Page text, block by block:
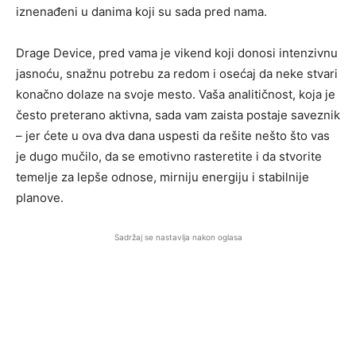
iznenađeni u danima koji su sada pred nama.
Drage Device, pred vama je vikend koji donosi intenzivnu
jasnoću, snažnu potrebu za redom i osećaj da neke stvari
konačno dolaze na svoje mesto. Vaša analitičnost, koja je
često preterano aktivna, sada vam zaista postaje saveznik
– jer ćete u ova dva dana uspesti da rešite nešto što vas
je dugo mučilo, da se emotivno rasteretite i da stvorite
temelje za lepše odnose, mirniju energiju i stabilnije
planove.
Sadržaj se nastavlja nakon oglasa